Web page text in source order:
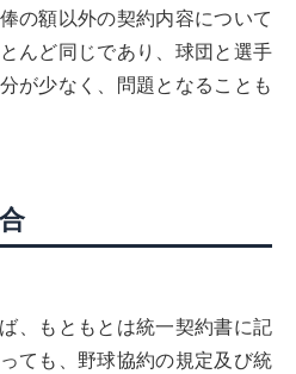
の額以外の契約内容について
んど同じであり、球団と選手
が少なく、問題となることも
、もともとは統一契約書に記
ても、野球協約の規定及び統